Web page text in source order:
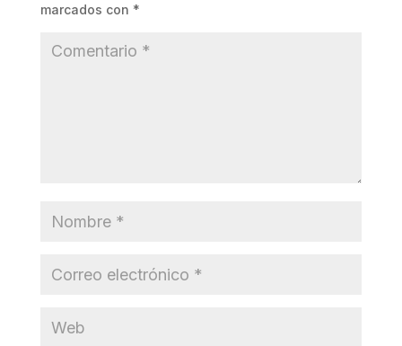
marcados con *